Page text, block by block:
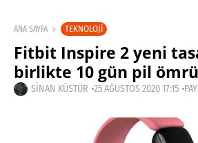
ANA SAYFA TEKNOLOJI
Fitbit Inspire 2 yeni
birlikte 10 gün pil
SINAN KÜSTÜR 25 AĞUSTOS 2020 17:15